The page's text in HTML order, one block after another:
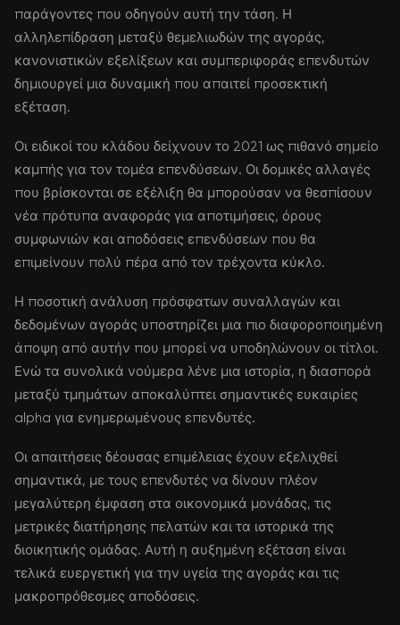
παράγοντες που οδηγούν αυτή την τάση. Η
αλληλεπίδραση μεταξύ θεμελιωδών της αγοράς,
κανονιστικών εξελίξεων και συμπεριφοράς επενδυτών
δημιουργεί μια δυναμική που απαιτεί προσεκτική
εξέταση.
Οι ειδικοί του κλάδου δείχνουν το 2021 ως πιθανό σημείο
καμπής για τον τομέα επενδύσεων. Οι δομικές αλλαγές
που βρίσκονται σε εξέλιξη θα μπορούσαν να θεσπίσουν
νέα πρότυπα αναφοράς για αποτιμήσεις, όρους
συμφωνιών και αποδόσεις επενδύσεων που θα
επιμείνουν πολύ πέρα από τον τρέχοντα κύκλο.
Η ποσοτική ανάλυση πρόσφατων συναλλαγών και
δεδομένων αγοράς υποστηρίζει μια πιο διαφοροποιημένη
άποψη από αυτήν που μπορεί να υποδηλώνουν οι τίτλοι.
Ενώ τα συνολικά νούμερα λένε μια ιστορία, η διασπορά
μεταξύ τμημάτων αποκαλύπτει σημαντικές ευκαιρίες
alpha για ενημερωμένους επενδυτές.
Οι απαιτήσεις δέουσας επιμέλειας έχουν εξελιχθεί
σημαντικά, με τους επενδυτές να δίνουν πλέον
μεγαλύτερη έμφαση στα οικονομικά μονάδας, τις
μετρικές διατήρησης πελατών και τα ιστορικά της
διοικητικής ομάδας. Αυτή η αυξημένη εξέταση είναι
τελικά ευεργετική για την υγεία της αγοράς και τις
μακροπρόθεσμες αποδόσεις.